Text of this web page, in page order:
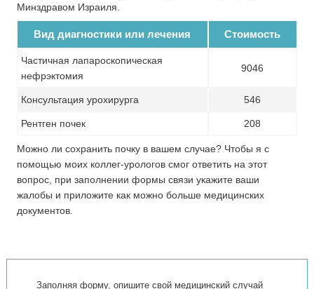
Минздравом Израиля.
Вид диагностики или лечения Стоимость
Частичная лапароскопическая
нефрэктомия
9046
Консультация урохирурга 546
Рентген почек 208
Можно ли сохранить почку в вашем случае? Чтобы я с
помощью моих коллег-урологов смог ответить на этот
вопрос, при заполнении формы связи укажите ваши
жалобы и приложите как можно больше медицинских
документов.
Заполняя форму, опишите свой медицинский случай